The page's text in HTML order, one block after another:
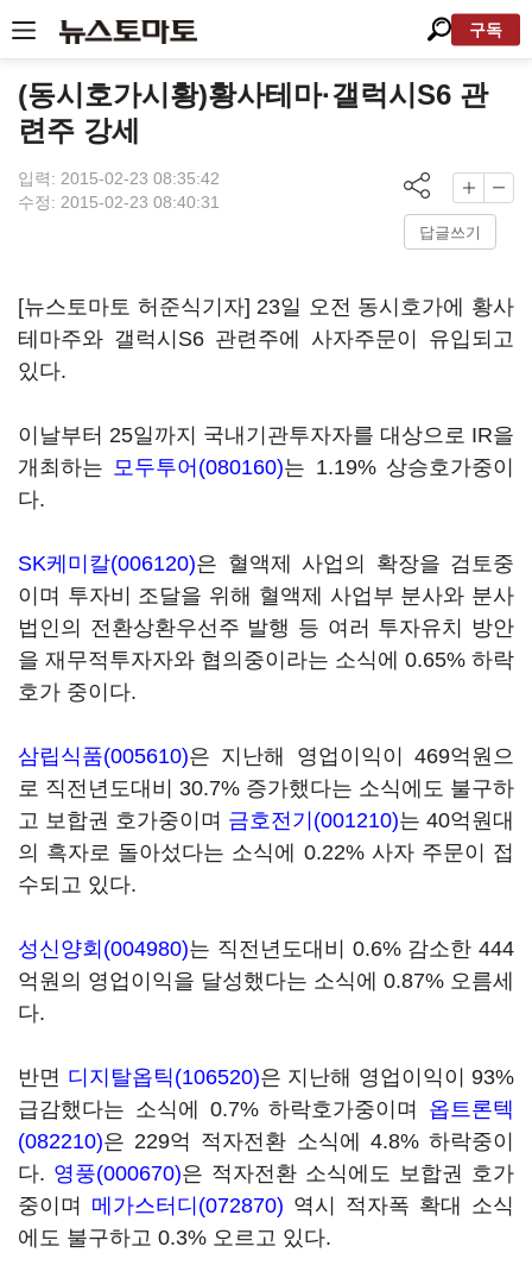
구독
(동시호가시황)황사테마·갤럭시S6 관
련주 강세
입력: 2015-02-23 08:35:42
수정: 2015-02-23 08:40:31
답글쓰기
[뉴스토마토 허준식기자] 23일 오전 동시호가에 황사
테마주와 갤럭시S6 관련주에 사자주문이 유입되고
있다.
이날부터 25일까지 국내기관투자자를 대상으로 IR을
개최하는 모두투어(080160)는 1.19% 상승호가중이
다.
SK케미칼(006120)은 혈액제 사업의 확장을 검토중
이며 투자비 조달을 위해 혈액제 사업부 분사와 분사
법인의 전환상환우선주 발행 등 여러 투자유치 방안
을 재무적투자자와 협의중이라는 소식에 0.65% 하락
호가 중이다.
삼립식품(005610)은 지난해 영업이익이 469억원으
로 직전년도대비 30.7% 증가했다는 소식에도 불구하
고 보합권 호가중이며 금호전기(001210)는 40억원대
의 흑자로 돌아섰다는 소식에 0.22% 사자 주문이 접
수되고 있다.
성신양회(004980)는 직전년도대비 0.6% 감소한 444
억원의 영업이익을 달성했다는 소식에 0.87% 오름세
다.
반면 디지탈옵틱(106520)은 지난해 영업이익이 93%
급감했다는 소식에 0.7% 하락호가중이며 옵트론텍
(082210)은 229억 적자전환 소식에 4.8% 하락중이
다. 영풍(000670)은 적자전환 소식에도 보합권 호가
중이며 메가스터디(072870) 역시 적자폭 확대 소식
에도 불구하고 0.3% 오르고 있다.